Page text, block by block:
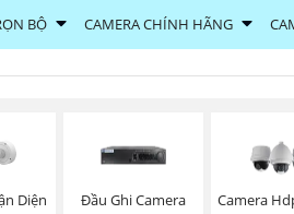
BỘ CAMERA CHÍNH HÃNG
Diện
Đầu Ghi Camera
Camera